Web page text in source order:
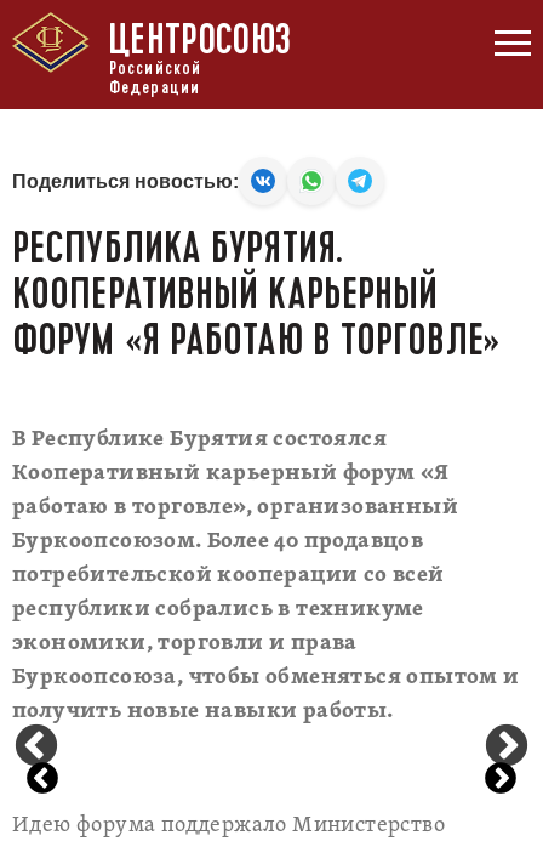
ЦЕНТРОСОЮЗ
Российской
Федерации
Поделиться новостью:
РЕСПУБЛИКА БУРЯТИЯ.
КООПЕРАТИВНЫЙ КАРЬЕРНЫЙ
ФОРУМ «Я РАБОТАЮ В ТОРГОВЛЕ»
В Республике Бурятия состоялся
Кооперативный карьерный форум «Я
работаю в торговле», организованный
Буркоопсоюзом. Более 40 продавцов
потребительской кооперации со всей
республики собрались в техникуме
экономики, торговли и права
Буркоопсоюза, чтобы обменяться опытом и
получить новые навыки работы.
Идею форума поддержало Министерство